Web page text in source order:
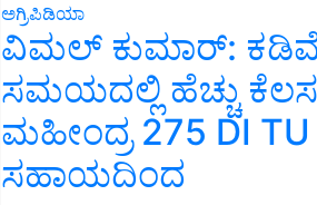
ಅಗ್ರಿಪಿಡಿಯಾ
ವಿಮಲ್ ಕುಮಾರ್:
ಸಮಯದಲ್ಲಿ ಹೆಚ್ಚು
ಮಹೀಂದ್ರ 275 DI TU
ಸಹಾಯದಿಂದ